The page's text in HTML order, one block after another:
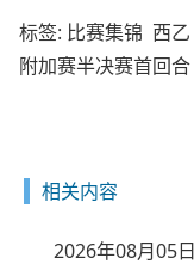
标签: 比赛集锦 西乙
附加赛半决赛首回合
相关内容
2026年08月05